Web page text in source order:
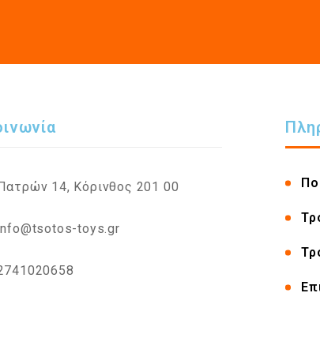
14, Κόρινθος 201 00
toys.gr